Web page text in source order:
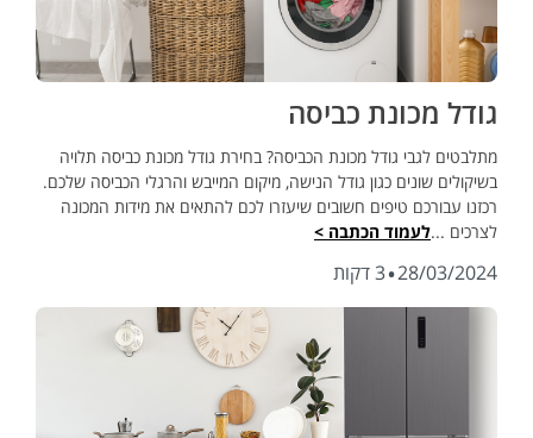
מוצרי חשמל
גודל מכונת כביסה
מתלבטים לגבי גודל מכונת הכביסה? בחירת גודל מכונת כביסה תלויה
בשיקולים שונים כגון גודל הנישה, מיקום המייבש והרגלי הכביסה שלכם.
רכזנו עבורכם טיפים חשובים שיעזרו לכם להתאים את מידות המכונה
לצרכים ...לעמוד הכתבה >
28/03/2024
·3 דקות